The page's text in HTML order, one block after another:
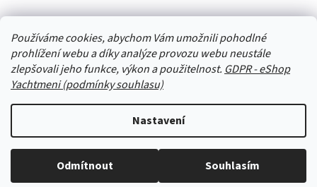
Používáme cookies, abychom Vám umožnili pohodlné
prohlížení webu a díky analýze provozu webu neustále
zlepšovali jeho funkce, výkon a použitelnost. GDPR - eShop
Yachtmeni (podmínky souhlasu)
Nastavení
Odmítnout Souhlasím
Zboží.cz Heureka.cz Yachtmeni ComGate Payments, a.s.
Vytvořil Shoptet
Copyright 2026eShop Yachtmeni . Všechna práva vyhrazena.